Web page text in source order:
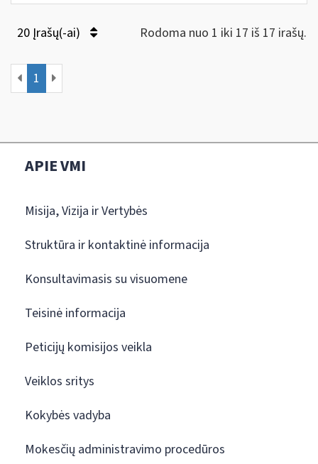
20 Įrašų(-ai) Rodoma nuo 1 iki 17 iš 17 irašų.
1
APIE VMI
Misija, Vizija ir Vertybės
Struktūra ir kontaktinė informacija
Konsultavimasis su visuomene
Teisinė informacija
Peticijų komisijos veikla
Veiklos sritys
Kokybės vadyba
Mokesčių administravimo procedūros